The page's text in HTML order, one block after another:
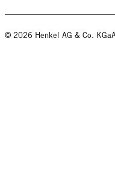
© 2026 Henkel AG & Co.